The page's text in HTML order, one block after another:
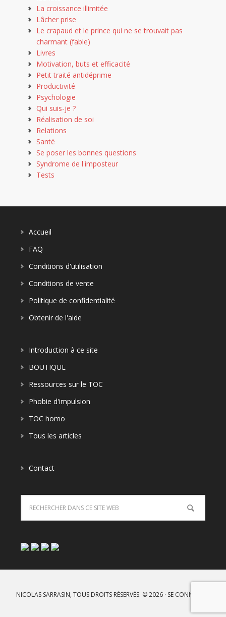
La croissance illimitée
Lâcher prise
Le crapaud et le prince qui ne se trouvait pas
charmant (fable)
Livres
Motivation, buts et efficacité
Petit traité antidéprime
Productivité
Psychologie
Qui suis-je ?
Réalisation de soi
Relations
Santé
Se poser les bonnes questions
Syndrome de l'imposteur
Tests
Accueil
FAQ
Conditions d'utilisation
Conditions de vente
Politique de confidentialité
Obtenir de l'aide
Introduction à ce site
BOUTIQUE
Ressources sur le TOC
Phobie d'impulsion
TOC homo
Tous les articles
Contact
NICOLAS SARRASIN, TOUS DROITS RÉSERVÉS. © 2026 · SE CONNECTER